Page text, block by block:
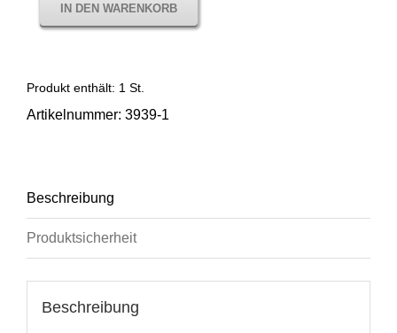
IN DEN WARENKORB
Produkt enthält: 1 St.
Artikelnummer: 3939-1
Beschreibung
Produktsicherheit
Beschreibung